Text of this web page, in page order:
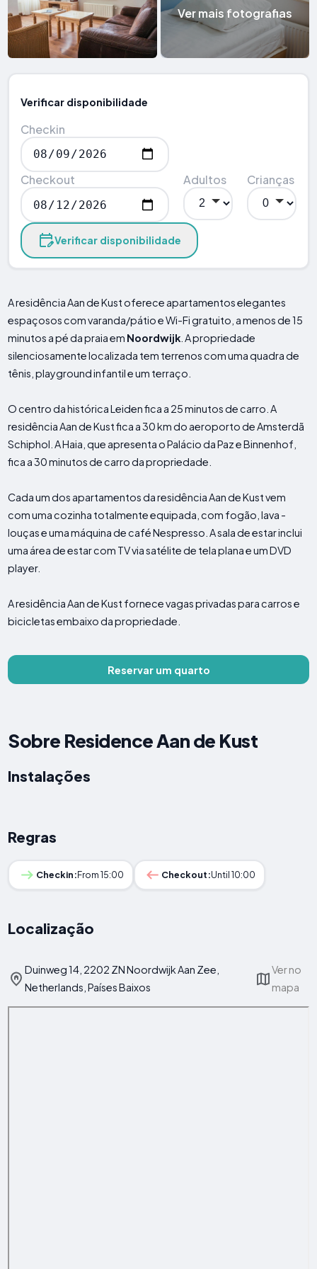
Ver mais fotografias
Verificar disponibilidade
Checkin
Checkout Adultos Crianças
Verificar disponibilidade
A residência Aan de Kust oferece apartamentos elegantes
espaçosos com varanda/pátio e Wi-Fi gratuito, a menos de 15
minutos a pé da praia em Noordwijk . A propriedade
silenciosamente localizada tem terrenos com uma quadra de
tênis, playground infantil e um terraço.
O centro da histórica Leiden fica a 25 minutos de carro. A
residência Aan de Kust fica a 30 km do aeroporto de Amsterdã
Schiphol. A Haia, que apresenta o Palácio da Paz e Binnenhof,
fica a 30 minutos de carro da propriedade.
Cada um dos apartamentos da residência Aan de Kust vem
com uma cozinha totalmente equipada, com fogão, lava -
louças e uma máquina de café Nespresso. A sala de estar inclui
uma área de estar com TV via satélite de tela plana e um DVD
player.
A residência Aan de Kust fornece vagas privadas para carros e
bicicletas embaixo da propriedade.
Reservar um quarto
Sobre Residence Aan de Kust
Instalações
Regras
Checkin:From 15:00 Checkout:Until 10:00
Localização
Duinweg 14, 2202 ZN Noordwijk Aan Zee,
Netherlands, Países Baixos
Ver no
mapa